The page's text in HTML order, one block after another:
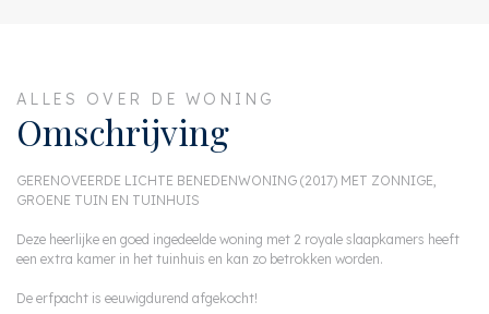
ALLES OVER DE WONING
Omschrijving
GERENOVEERDE LICHTE BENEDENWONING (2017) MET ZONNIGE,
GROENE TUIN EN TUINHUIS
Deze heerlijke en goed ingedeelde woning met 2 royale slaapkamers heeft
een extra kamer in het tuinhuis en kan zo betrokken worden.
De erfpacht is eeuwigdurend afgekocht!